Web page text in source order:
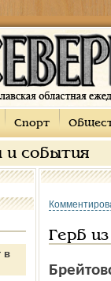
Спорт
и события
в
Герб